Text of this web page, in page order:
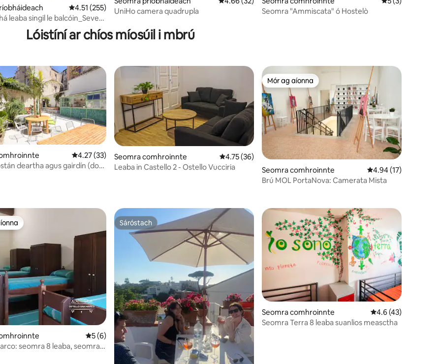
léirmheas
Meánrátáil 4.51 as 5, 255 léirmheas
4.51 (255)
leaba singil le balcóin_Seven
UniHo camera quadrupla
Seomra "Ammiscata" ó Hostelò
Lóistíní ar chíos míosúil i mbrú
Meánrátáil 4.27 as 5, 33 léirmheas
4.27 (33)
deartha agus gairdín (do
Seomra comhroinnte Meánrátáil 4.75 as 5, 36 léirmheas
4.75 (36)
Leaba in Castello 2 - Ostello Vucciria
Mór ag aíonna
Mór ag aíonna
Seomra comhroinnte Meánrátáil 4.94 as 5,
4.94 (17)
Brú MOL PortaNova: Camerata Mista
léirmheas
Meánrátáil 5 as 5, 6 léirmheas
5 (6)
seomra 8 leaba, seomra
Sáróstach
Sáróstach
Seomra comhroinnte Meánrátáil 4.6 as 5,
4.6 (43)
Seomra Terra 8 leaba suanlios measctha